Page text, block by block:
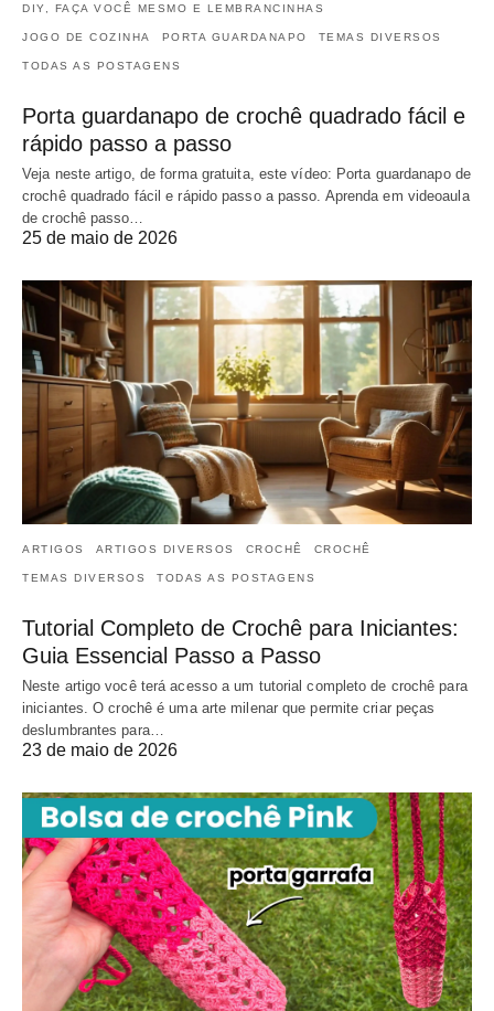
DIY, FAÇA VOCÊ MESMO E LEMBRANCINHAS
JOGO DE COZINHA PORTA GUARDANAPO TEMAS DIVERSOS
TODAS AS POSTAGENS
Porta guardanapo de crochê quadrado fácil e
rápido passo a passo
Veja neste artigo, de forma gratuita, este vídeo: Porta guardanapo de
crochê quadrado fácil e rápido passo a passo. Aprenda em videoaula
de crochê passo…
25 de maio de 2026
ARTIGOS ARTIGOS DIVERSOS CROCHÊ CROCHÊ
TEMAS DIVERSOS TODAS AS POSTAGENS
Tutorial Completo de Crochê para Iniciantes:
Guia Essencial Passo a Passo
Neste artigo você terá acesso a um tutorial completo de crochê para
iniciantes. O crochê é uma arte milenar que permite criar peças
deslumbrantes para…
23 de maio de 2026